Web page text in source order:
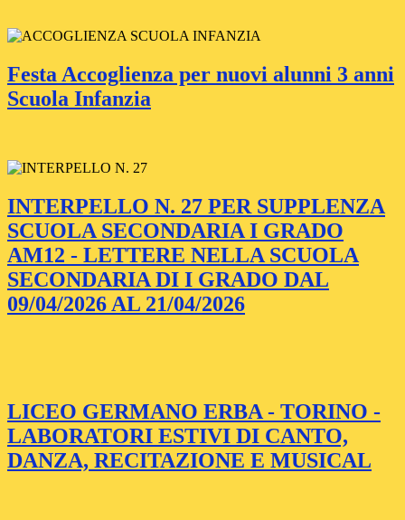
Festa Accoglienza per nuovi alunni 3 anni
Scuola Infanzia
INTERPELLO N. 27 PER SUPPLENZA
SCUOLA SECONDARIA I GRADO
AM12 - LETTERE NELLA SCUOLA
SECONDARIA DI I GRADO DAL
09/04/2026 AL 21/04/2026
LICEO GERMANO ERBA - TORINO -
LABORATORI ESTIVI DI CANTO,
DANZA, RECITAZIONE E MUSICAL